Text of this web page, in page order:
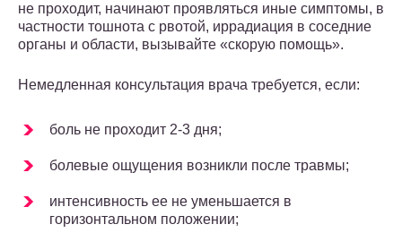
не проходит, начинают проявляться иные симптомы, в
частности тошнота с рвотой, иррадиация в соседние
органы и области, вызывайте «скорую помощь».
Немедленная консультация врача требуется, если:
боль не проходит 2-3 дня;
болевые ощущения возникли после травмы;
интенсивность ее не уменьшается в
горизонтальном положении;